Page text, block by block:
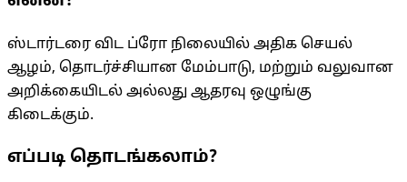
ஸ்டார்டரை விட ப்ரோ நிலையில் அதிக செயல்
ஆழம், தொடர்ச்சியான மேம்பாடு, மற்றும் வலுவான
அறிக்கையிடல் அல்லது ஆதரவு ஒழுங்கு
கிடைக்கும்.
எப்படி தொடங்கலாம்?